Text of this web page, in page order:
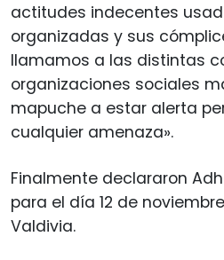
actitudes indecentes
organizadas y sus
llamamos a las distintas
organizaciones sociales
mapuche a estar alerta
cualquier amenaza».
Finalmente declararon
para el día 12 de
Valdivia.